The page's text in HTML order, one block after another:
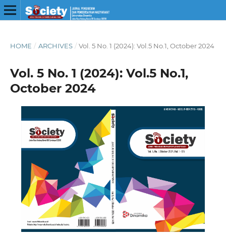
HOME / ARCHIVES / Vol. 5 No. 1 (2024): Vol.5 No.1, October 2024
Vol. 5 No. 1 (2024): Vol.5 No.1,
October 2024